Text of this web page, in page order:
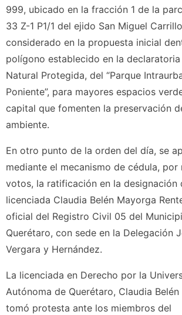
999, ubicado en la fracción 1 de la
33 Z-1 P1/1 del ejido San Miguel
considerado en la propuesta inicial
polígono establecido en la declaratoria
Natural Protegida, del “Parque
Poniente”, para mayores espacios
capital que fomenten la preservación
ambiente.
En otro punto de la orden del día, se
mediante el mecanismo de cédula, por
votos, la ratificación en la designación
licenciada Claudia Belén Mayorga
oficial del Registro Civil 05 del
Querétaro, con sede en la Delegación
Vergara y Hernández.
La licenciada en Derecho por la
Autónoma de Querétaro, Claudia
tomó protesta ante los miembros del